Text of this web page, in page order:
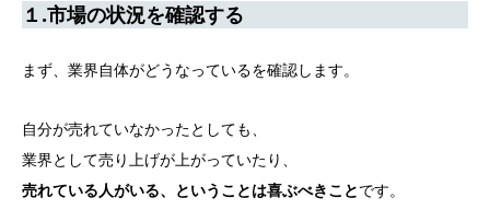
１.市場の状況を確認する
まず、業界自体がどうなっているを確認します。
自分が売れていなかったとしても、
業界として売り上げが上がっていたり、
売れている人がいる、ということは喜ぶべきことです。